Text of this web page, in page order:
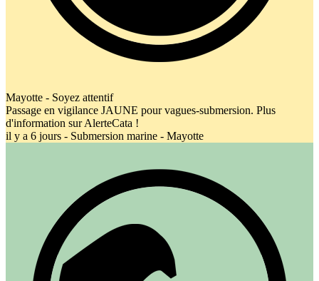
Mayotte - Soyez attentif
Passage en vigilance JAUNE pour vagues-submersion. Plus
d'information sur AlerteCata !
il y a 6 jours - Submersion marine - Mayotte